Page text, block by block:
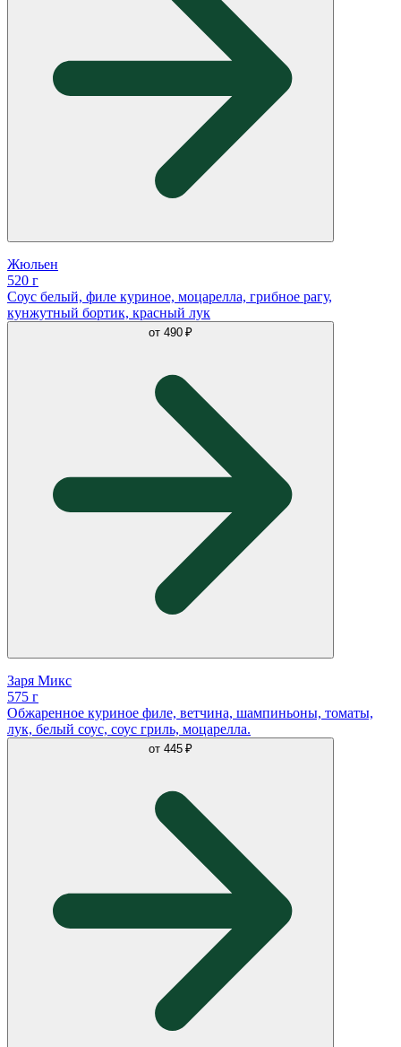
Жюльен
520 г
Соус белый, филе куриное, моцарелла, грибное рагу,
кунжутный бортик, красный лук
от 490 ₽
Заря Микс
575 г
Обжаренное куриное филе, ветчина, шампиньоны, томаты,
лук, белый соус, соус гриль, моцарелла.
от 445 ₽